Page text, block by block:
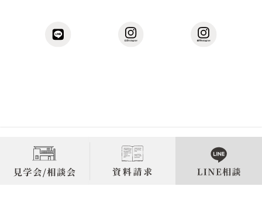
Copyright © 2013
佐賀の注文住宅なら伊万里・武雄の工務
店 株式会社樋渡建設All Rights Reserved.